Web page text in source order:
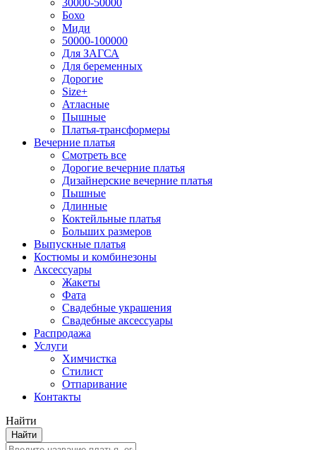
30000-50000
Бохо
Миди
50000-100000
Для ЗАГСА
Для беременных
Дорогие
Size+
Атласные
Пышные
Платья-трансформеры
Вечерние платья
Смотреть все
Дорогие вечерние платья
Дизайнерские вечерние платья
Пышные
Длинные
Коктейльные платья
Больших размеров
Выпускные платья
Костюмы и комбинезоны
Аксессуары
Жакеты
Фата
Свадебные украшения
Свадебные аксессуары
Распродажа
Услуги
Химчистка
Стилист
Отпаривание
Контакты
Найти
Найти